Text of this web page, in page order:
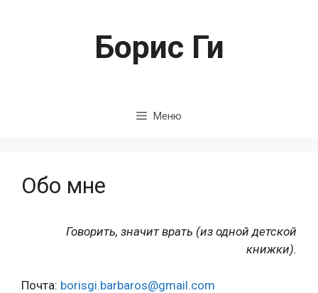
Борис Ги
Меню
Обо мне
Говорить, значит врать (из одной детской
книжки).
Почта: borisgi.barbaros@gmail.com